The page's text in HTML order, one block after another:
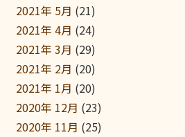
2021年 5月 (21)
2021年 4月 (24)
2021年 3月 (29)
2021年 2月 (20)
2021年 1月 (20)
2020年 12月 (23)
2020年 11月 (25)